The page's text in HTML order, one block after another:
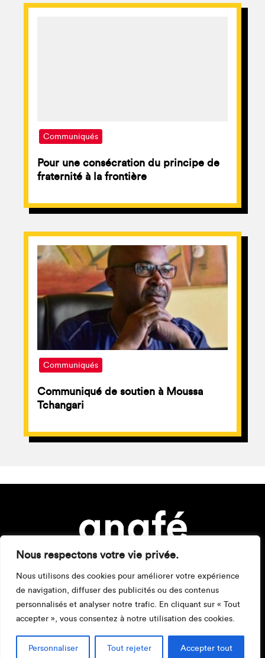
Nous respectons votre vie privée.
Nous utilisons des cookies pour améliorer votre expérience
de navigation, diffuser des publicités ou des contenus
personnalisés et analyser notre trafic. En cliquant sur « Tout
accepter », vous consentez à notre utilisation des cookies.
Personnaliser Tout rejeter Accepter tout
Communiqués
Pour une consécration du principe de
fraternité à la frontière
Communiqués
Communiqué de soutien à Moussa
Tchangari